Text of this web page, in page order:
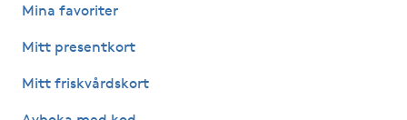
Kostrådgivning
Kroppsinpackning
Mina favoriter
Mitt presentkort
Mitt friskvårdskort